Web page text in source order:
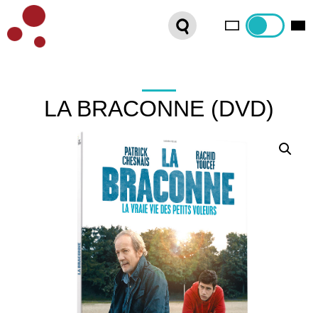
CONTACT
INTERNATIONAL SALES
LA BRACONNE (DVD)